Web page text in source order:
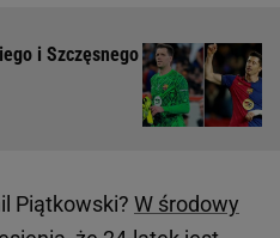
i Szczęsnego
Piątkowski? W środowy